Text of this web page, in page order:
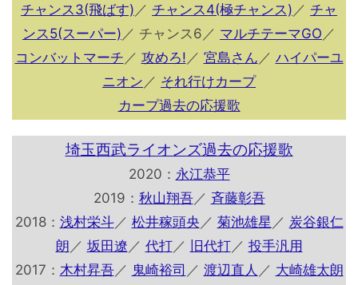
チャンス3(飛ばす) ／ チャンス4(極チャンス) ／ チャ
ンス5(スーパー) ／ チャンス6／ マルチテーマGO ／
コンバットマーチ ／ 攻めろ! ／ 宮島さん ／ ハイパーユ
ニオン ／ それ行けカープ
カープ過去の応援歌
埼玉西武ライオンズ過去の応援歌
2020： 永江恭平
2019： 秋山翔吾／ 斉藤彰吾
2018： 浅村栄斗／ 松井稼頭央 ／ 菊池雄星 ／ 炭谷銀仁
朗 ／ 坂田遼 ／ 代打／ 旧代打／ 投手汎用
2017： 木村昇吾／ 鬼崎裕司 ／ 渡辺直人 ／ 大崎雄太朗